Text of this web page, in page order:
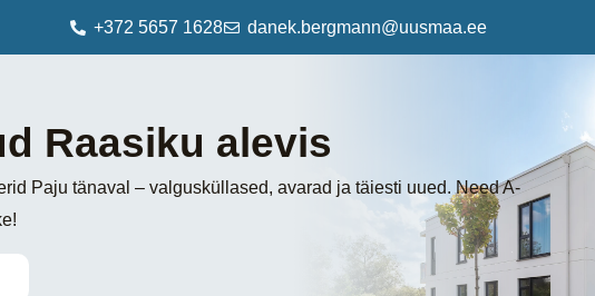
+372 5657 1628 danek.bergmann@uusmaa.ee
Raasiku alevis
Paju tänaval – valgusküllased, avarad ja täiesti uued. Need A-